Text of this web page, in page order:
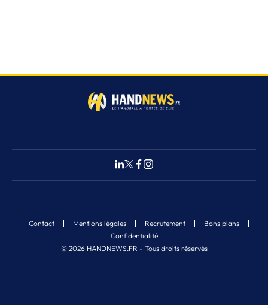
© 2026 HANDNEWS.FR - Tous droits réservés
Contact Mentions légales Recrutement
Bons plans
Confidentialité